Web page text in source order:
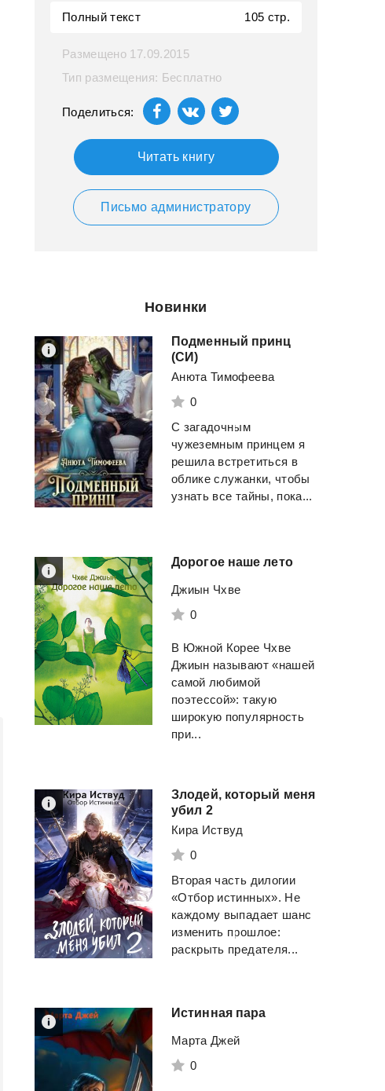
Полный текст 105 стр.
Размещено 17.09.2015
Тип размещения: Бесплатно
Поделиться:
Читать книгу
Письмо администратору
Новинки
Подменный принц
(СИ)
Анюта Тимофеева
0
С загадочным
чужеземным принцем я
решила встретиться в
облике служанки, чтобы
узнать все тайны, пока...
Дорогое наше лето
Джиын Чхве
0
В Южной Корее Чхве
Джиын называют «нашей
самой любимой
поэтессой»: такую
широкую популярность
при...
Злодей, который меня
убил 2
Кира Иствуд
0
Вторая часть дилогии
«Отбор истинных». Не
каждому выпадает шанс
изменить прошлое:
раскрыть предателя...
Истинная пара
Марта Джей
0